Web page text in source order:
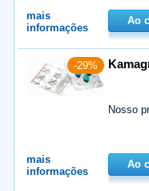
mais
informações
Ao
-29%
Nosso
mais
informações
Ao